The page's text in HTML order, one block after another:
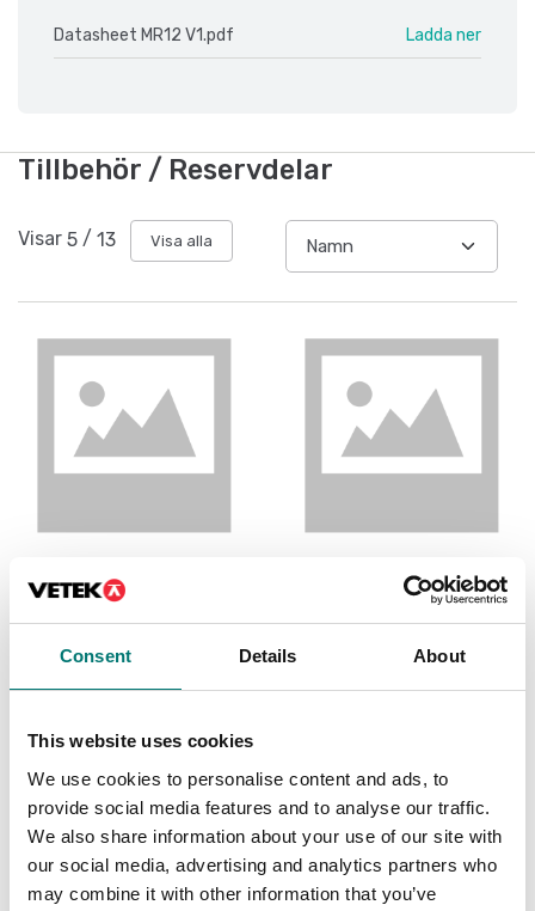
Consent Details About
This website uses cookies
We use cookies to personalise content and ads, to
provide social media features and to analyse our traffic.
We also share information about your use of our site with
our social media, advertising and analytics partners who
may combine it with other information that you’ve
Datasheet MR12 V1.pdf Ladda ner
Tillbehör / Reservdelar
Visar 5 / 13 Visa alla
CALIBRATION
TORQUEMETER
<200Nm 5 PTS
CALIBRATION
TORQUEMETER
<200Nm 5 PTS
COUNTER-CLOCKWISE
Artikelnr: 760119